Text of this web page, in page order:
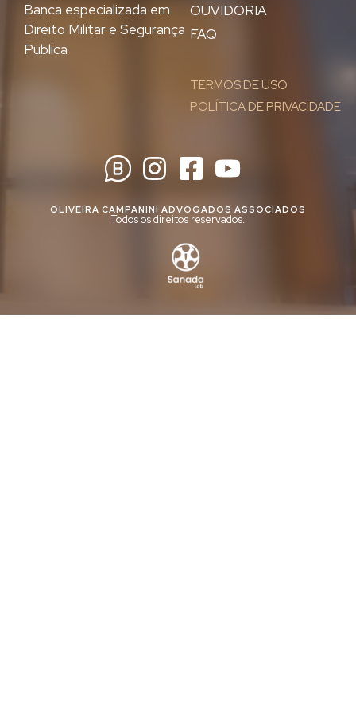
OUVIDORIA
FAQ
TERMOS DE USO
POLÍTICA DE PRIVACIDADE
Banca especializada em
Direito Militar e Segurança
Pública
OLIVEIRA CAMPANINI ADVOGADOS ASSOCIADOS
Todos os direitos reservados.